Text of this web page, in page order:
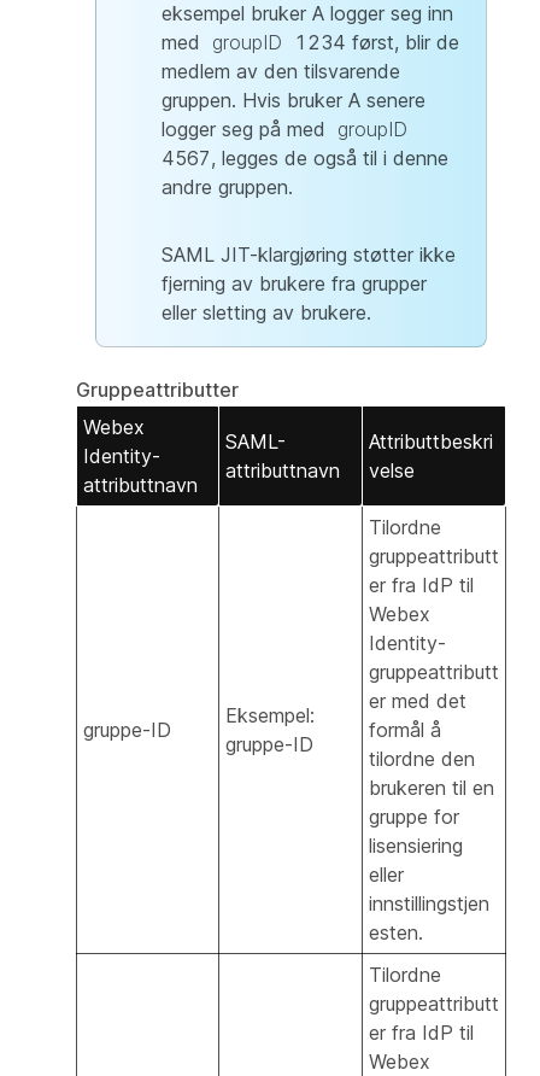
eksempel bruker A logger seg inn
med
groupID
1234 først, blir de
medlem av den tilsvarende
gruppen. Hvis bruker A senere
logger seg på med
groupID
4567, legges de også til i denne
andre gruppen.
SAML JIT-klargjøring støtter ikke
fjerning av brukere fra grupper
eller sletting av brukere.
Gruppeattributter
Webex
Identity-
attributtnavn
SAML-
attributtnavn
Attributtbeskri
velse
gruppe-ID
Eksempel:
gruppe-ID
Tilordne
gruppeattributt
er fra IdP til
Webex
Identity-
gruppeattributt
er med det
formål å
tilordne den
brukeren til en
gruppe for
lisensiering
eller
innstillingstjen
esten.
Tilordne
gruppeattributt
er fra IdP til
Webex